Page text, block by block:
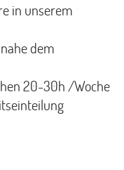
in unserem
dem
20-30h /Woche